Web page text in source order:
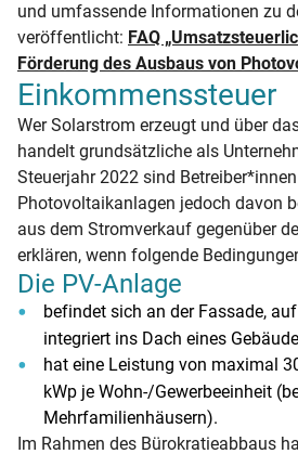
und umfassende Informationen zu
veröffentlicht: FAQ
Förderung des Ausbaus von
Einkommenssteuer
Wer Solarstrom erzeugt und über
handelt grundsätzliche als
Steuerjahr 2022 sind
Photovoltaikanlagen jedoch davon
aus dem Stromverkauf gegenüber
erklären, wenn folgende
Die PV-Anlage
befindet sich an der Fassade,
integriert ins Dach eines
hat eine Leistung von maximal
kWp je Wohn-/Gewerbeeinheit
Mehrfamilienhäusern).
Im Rahmen des Bürokratieabbaus